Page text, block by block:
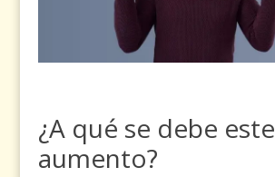
¿A qué se debe este
aumento?